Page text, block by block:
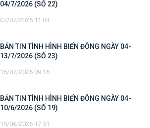
04/7/2026 (SỐ 22)
07/07/2026 11:04
BẢN TIN TÌNH HÌNH BIỂN ĐÔNG NGÀY 04-
13/7/2026 (SỐ 23)
16/07/2026 09:16
BẢN TIN TÌNH HÌNH BIỂN ĐÔNG NGÀY 04-
10/6/2026 (SỐ 19)
15/06/2026 17:51